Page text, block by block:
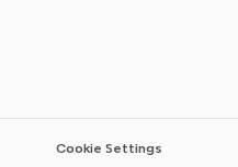
Cookie Settings